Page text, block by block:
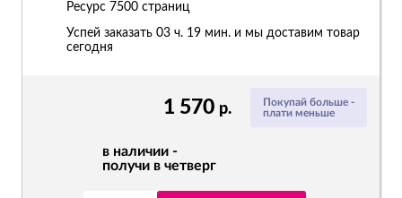
Покупай больше -
плати меньше
1 570 р.
в наличии -
получи в четверг
Ресурс 7500 страниц
Успей заказать 03 ч. 19 мин. и мы доставим товар
сегодня